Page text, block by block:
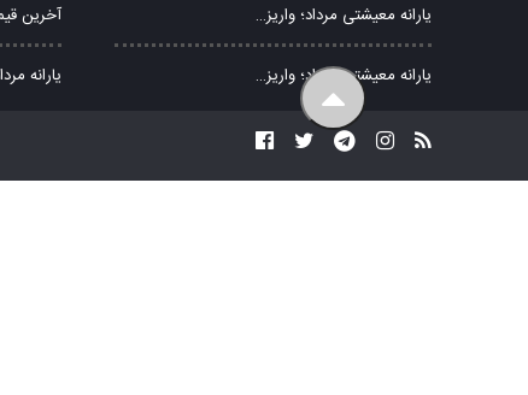
یارانه معیشتی مرداد؛ واریز…
یارانه معیشتی مرداد؛ واریز…
آخرین
یارانه مرداد؛